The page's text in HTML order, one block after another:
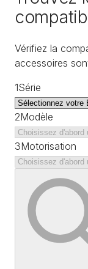
Vérifiez la
accessoires
1Série
2Modèle
3Motorisation